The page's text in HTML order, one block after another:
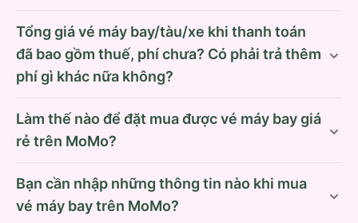
Tổng giá vé máy bay/tàu/xe khi thanh toán
đã bao gồm thuế, phí chưa? Có phải trả thêm
phí gì khác nữa không?
Làm thế nào để đặt mua được vé máy bay giá
rẻ trên MoMo?
Bạn cần nhập những thông tin nào khi mua
vé máy bay trên MoMo?